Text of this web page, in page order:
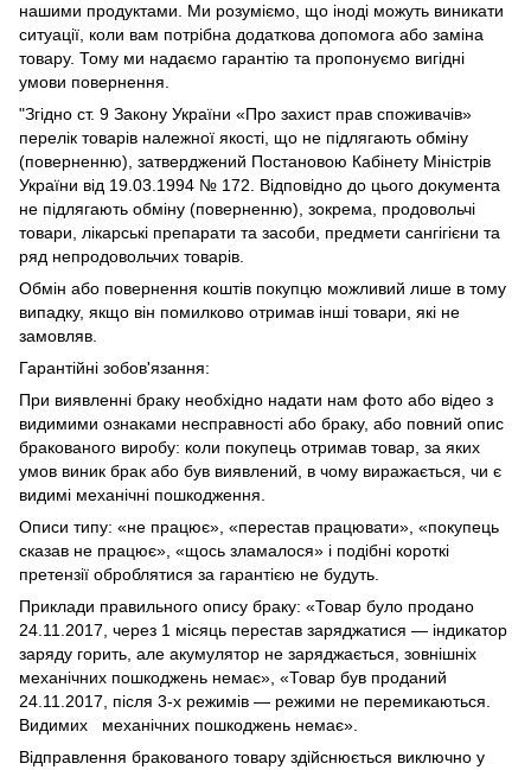
нашими продуктами. Ми розуміємо, що іноді можуть виникати
ситуації, коли вам потрібна додаткова допомога або заміна
товару. Тому ми надаємо гарантію та пропонуємо вигідні
умови повернення.
"Згідно ст. 9 Закону України «Про захист прав споживачів»
перелік товарів належної якості, що не підлягають обміну
(поверненню), затверджений Постановою Кабінету Міністрів
України від 19.03.1994 № 172. Відповідно до цього документа
не підлягають обміну (поверненню), зокрема, продовольчі
товари, лікарські препарати та засоби, предмети сангігієни та
ряд непродовольчих товарів.
Обмін або повернення коштів покупцю можливий лише в тому
випадку, якщо він помилково отримав інші товари, які не
замовляв.
Гарантійні зобов'язання:
При виявленні браку необхідно надати нам фото або відео з
видимими ознаками несправності або браку, або повний опис
бракованого виробу: коли покупець отримав товар, за яких
умов виник брак або був виявлений, в чому виражається, чи є
видимі механічні пошкодження.
Описи типу: «не працює», «перестав працювати», «покупець
сказав не працює», «щось зламалося» і подібні короткі
претензії оброблятися за гарантією не будуть.
Приклади правильного опису браку: «Товар було продано
24.11.2017, через 1 місяць перестав заряджатися — індикатор
заряду горить, але акумулятор не заряджається, зовнішніх
механічних пошкоджень немає», «Товар був проданий
24.11.2017, після 3-х режимів — режими не перемикаються.
Видимих механічних пошкоджень немає».
Відправлення бракованого товару здійснюється виключно у